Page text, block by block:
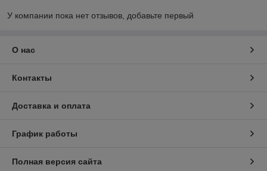
У компании пока нет отзывов, добавьте первый
О нас
Контакты
Доставка и оплата
График работы
Полная версия сайта